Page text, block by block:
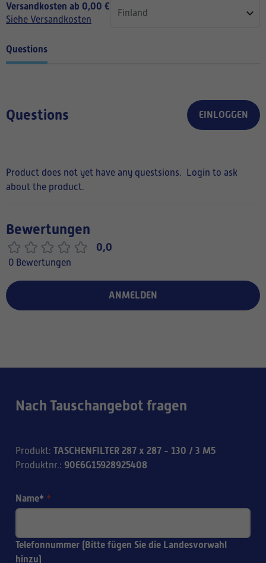
Versandkosten ab 0,00 €
Siehe Versandkosten
Questions
Questions EINLOGGEN
Product does not yet have any questsions.
Login to ask
about the product.
Bewertungen
0,0
0 Bewertungen
ANMELDEN
Nach Tauschangebot fragen
Produkt: TASCHENFILTER 287 x 287 - 130 / 3 M5
Produktnr.: 90E6G15928925408
Name* *
Telefonnummer (Bitte fügen Sie die Landesvorwahl
hinzu)